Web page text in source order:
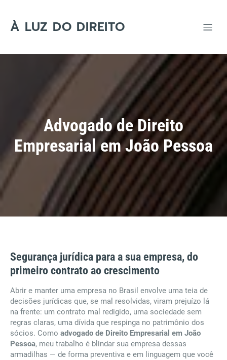
content
À LUZ DO DIREITO
Advogado de Direito
Empresarial em João Pessoa
Segurança jurídica para a sua empresa, do
primeiro contrato ao crescimento
Abrir e manter uma empresa no Brasil envolve uma teia de
decisões jurídicas que, se mal resolvidas, viram prejuízo lá
na frente: um contrato mal redigido, uma sociedade sem
regras claras, uma dívida que respinga no patrimônio dos
sócios. Como advogado de Direito Empresarial em João
Pessoa, meu trabalho é blindar sua empresa dessas
armadilhas — de forma preventiva e em linguagem que você